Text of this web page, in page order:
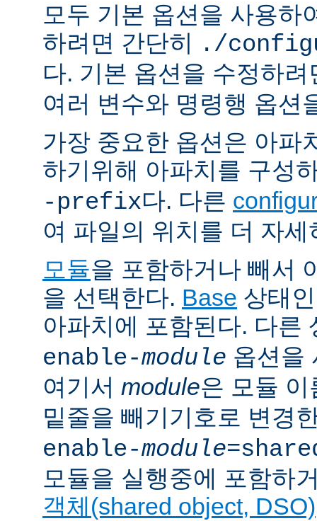
모두 기본 옵션을 사용하
하려면 간단히 ./
다. 기본 옵션을 수정하
여러 변수와 명령행 옵션
가장 중요한 옵션은 아파
하기위해 아파치를 구성
-prefix다. 다른
여 파일의 위치를 더 자
모듈을 포함하거나 빼서
을 선택한다. Base 상태
아파치에 포함된다. 다른
enable-module 옵션을
여기서 module은 모듈
밑줄을 빼기기호로 변경
enable-module
모듈을 실행중에 포함하
객체(shared object, DSO)